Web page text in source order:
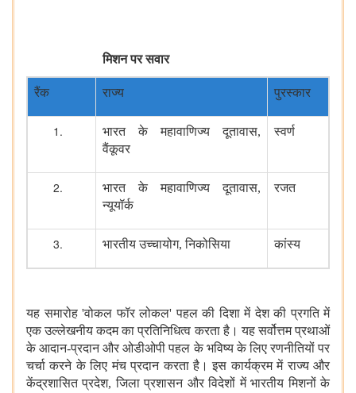
मिशन पर सवार
रैंक राज्य पुरस्कार
भारत के महावाणिज्य दूतावास,
वैंकूवर
स्वर्ण
भारत के महावाणिज्य दूतावास,
न्यूयॉर्क
रजत
भारतीय उच्चायोग, निकोसिया कांस्य
यह समारोह 'वोकल फॉर लोकल' पहल की दिशा में देश की प्रगति में
एक उल्लेखनीय कदम का प्रतिनिधित्व करता है। यह सर्वोत्तम प्रथाओं
के आदान-प्रदान और ओडीओपी पहल के भविष्य के लिए रणनीतियों पर
चर्चा करने के लिए मंच प्रदान करता है। इस कार्यक्रम में राज्य और
केंद्रशासित प्रदेश, जिला प्रशासन और विदेशों में भारतीय मिशनों के